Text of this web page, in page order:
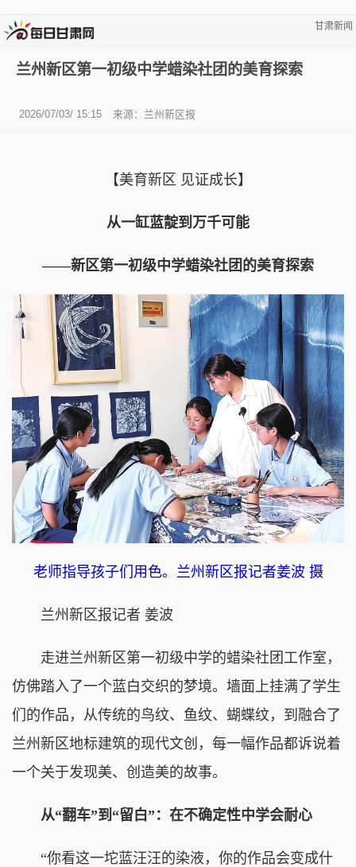
甘肃新闻
兰州新区第一初级中学蜡染社团的美育探索
2026/07/03/ 15:15 来源：兰州新区报
【美育新区 见证成长】
从一缸蓝靛到万千可能
——新区第一初级中学蜡染社团的美育探索
老师指导孩子们用色。兰州新区报记者姜波 摄
兰州新区报记者 姜波
走进兰州新区第一初级中学的蜡染社团工作室，
仿佛踏入了一个蓝白交织的梦境。墙面上挂满了学生
们的作品，从传统的鸟纹、鱼纹、蝴蝶纹，到融合了
兰州新区地标建筑的现代文创，每一幅作品都诉说着
一个关于发现美、创造美的故事。
从“翻车”到“留白”：在不确定性中学会耐心
“你看这一坨蓝汪汪的染液，你的作品会变成什